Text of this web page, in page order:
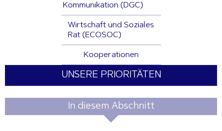
Kommunikation (DGC)
Wirtschaft und Soziales
Rat (ECOSOC)
Kooperationen
UNSERE PRIORITÄTEN
In diesem Abschnitt